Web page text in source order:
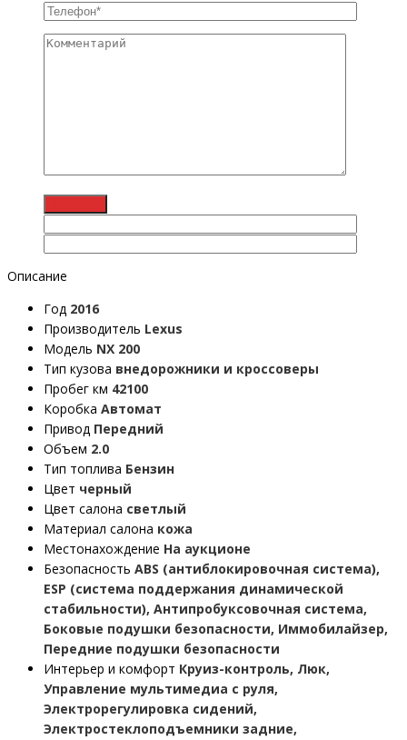
Описание
Год 2016
Производитель Lexus
Модель NX 200
Тип кузова внедорожники и кроссоверы
Пробег км 42100
Коробка Автомат
Привод Передний
Объем 2.0
Тип топлива Бензин
Цвет черный
Цвет салона светлый
Материал салона кожа
Местонахождение На аукционе
Безопасность ABS (антиблокировочная система),
ESP (система поддержания динамической
стабильности), Антипробуксовочная система,
Боковые подушки безопасности, Иммобилайзер,
Передние подушки безопасности
Интерьер и комфорт Круиз-контроль, Люк,
Управление мультимедиа с руля,
Электрорегулировка сидений,
Электростеклоподъемники задние,